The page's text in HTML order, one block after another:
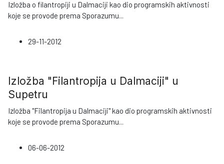
Izložba o filantropiji u Dalmaciji kao dio programskih aktivnosti
koje se provode prema Sporazumu...
29-11-2012
Izložba "Filantropija u Dalmaciji" u
Supetru
Izložba "Filantropija u Dalmaciji" kao dio programskih aktivnosti
koje se provode prema Sporazumu...
06-06-2012